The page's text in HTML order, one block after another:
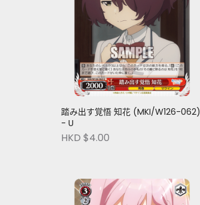
踏み出す覚悟 知花 (MKI/W126-062)
- U
HKD $4.00